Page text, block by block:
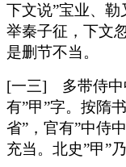
下文说”宝业、
举秦子征，下文
是删节不当。
[一三] 多带侍中
有”甲”字。按隋
省”，官有”中侍
充当。北史”甲”